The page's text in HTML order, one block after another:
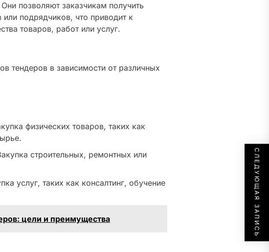
позволяют заказчикам получить
подрядчиков, что приводит к
товаров, работ или услуг.
тендеров в зависимости от различных
физических товаров, таких как
строительных, ремонтных или
услуг, таких как консалтинг, обучение
цели и преимущества СЛЕДУЮЩАЯ ЗАПИСЬ